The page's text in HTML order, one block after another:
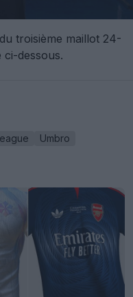
troisième maillot 24-
dessous.
Umbro